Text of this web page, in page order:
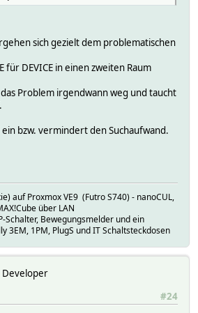
sich gezielt dem problematischen
für DEVICE in einen zweiten Raum
Problem irgendwann weg und taucht
bzw. vermindert den Suchaufwand.
auf Proxmox VE9 (Futro S740) - nanoCUL,
über LAN
Schalter, Bewegungsmelder und ein
3EM, 1PM, PlugS und IT Schaltsteckdosen
Developer
#24